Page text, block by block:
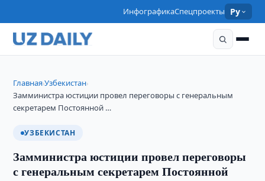
ИнфографикаСпецпроекты Ру
Главная›Узбекистан›
Замминистра юстиции провел переговоры с генеральным
секретарем Постоянной …
УЗБЕКИСТАН
Замминистра юстиции провел переговоры
с генеральным секретарем Постоянной